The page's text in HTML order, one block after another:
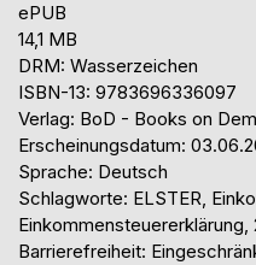
ePUB
14,1 MB
DRM: Wasserzeichen
ISBN-13: 9783696336097
Verlag: BoD - Books on
Erscheinungsdatum:
Sprache: Deutsch
Schlagworte: ELSTER,
Barrierefreiheit: